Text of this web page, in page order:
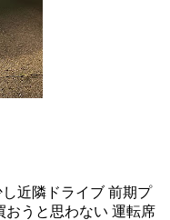
近隣ドライブ 前期プ
おうと思わない 運転席